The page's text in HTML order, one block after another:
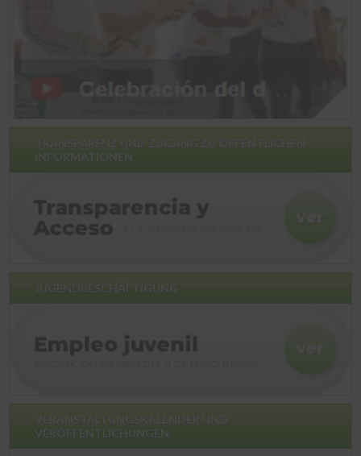
INFORMATIONEN
JUGENDBESCHÄFTIGUNG
VERÖFFENTLICHUNGEN